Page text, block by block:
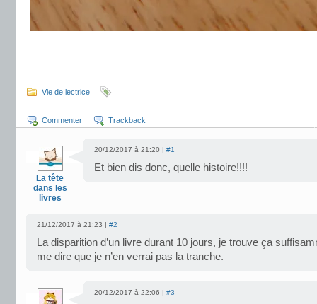
Vie de lectrice
Commenter Trackback
La tête
dans les
livres
20/12/2017 à 21:20 | #1
Et bien dis donc, quelle histoire!!!!
21/12/2017 à 21:23 | #2
La disparition d’un livre durant 10 jours, je trouve ça
me dire que je n’en verrai pas la tranche.
20/12/2017 à 22:06 | #3